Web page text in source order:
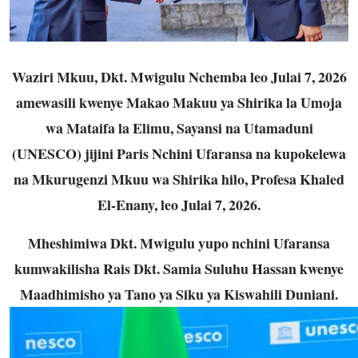
Waziri Mkuu, Dkt. Mwigulu Nchemba leo Julai 7, 2026
amewasili kwenye Makao Makuu ya Shirika la Umoja
wa Mataifa la Elimu, Sayansi na Utamaduni
(UNESCO) jijini Paris Nchini Ufaransa na kupokelewa
na Mkurugenzi Mkuu wa Shirika hilo, Profesa Khaled
El-Enany, leo Julai 7, 2026.
Mheshimiwa Dkt. Mwigulu yupo nchini Ufaransa
kumwakilisha Rais Dkt. Samia Suluhu Hassan kwenye
Maadhimisho ya Tano ya Siku ya Kiswahili Duniani.